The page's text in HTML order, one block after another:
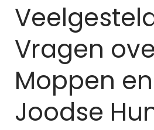
Vragen
Moppen en
Joodse